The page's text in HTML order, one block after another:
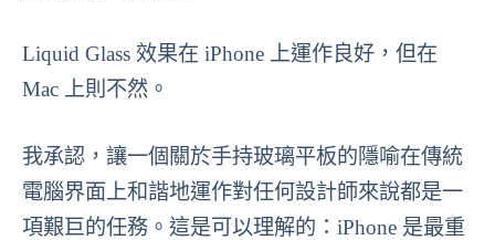
Liquid Glass 效果在 iPhone 上運作良好，但在
Mac 上則不然。
我承認，讓一個關於手持玻璃平板的隱喻在傳統
電腦界面上和諧地運作對任何設計師來說都是一
項艱巨的任務。這是可以理解的：iPhone 是最重